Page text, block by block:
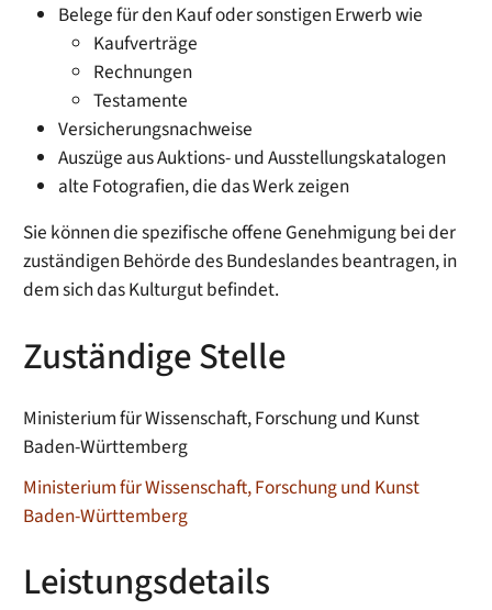
Belege für den Kauf oder sonstigen Erwerb wie
Kaufverträge
Rechnungen
Testamente
Versicherungsnachweise
Auszüge aus Auktions- und Ausstellungskatalogen
alte Fotografien, die das Werk zeigen
Sie können die spezifische offene Genehmigung bei der
zuständigen Behörde des Bundeslandes beantragen, in
dem sich das Kulturgut befindet.
Zuständige Stelle
Ministerium für Wissenschaft, Forschung und Kunst
Baden-Württemberg
Ministerium für Wissenschaft, Forschung und Kunst
Baden-Württemberg
Leistungsdetails